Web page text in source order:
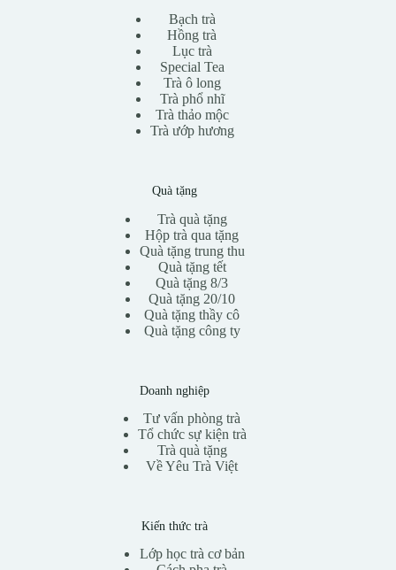
Bạch trà
Hồng trà
Lục trà
Special Tea
Trà ô long
Trà phổ nhĩ
Trà thảo mộc
Trà ướp hương
Quà tặng
Trà quà tặng
Hộp trà qua tặng
Quà tặng trung thu
Quà tặng tết
Quà tặng 8/3
Quà tặng 20/10
Quà tặng thầy cô
Quà tặng công ty
Doanh nghiệp
Tư vấn phòng trà
Tổ chức sự kiện trà
Trà quà tặng
Về Yêu Trà Việt
Kiến thức trà
Lớp học trà cơ bản